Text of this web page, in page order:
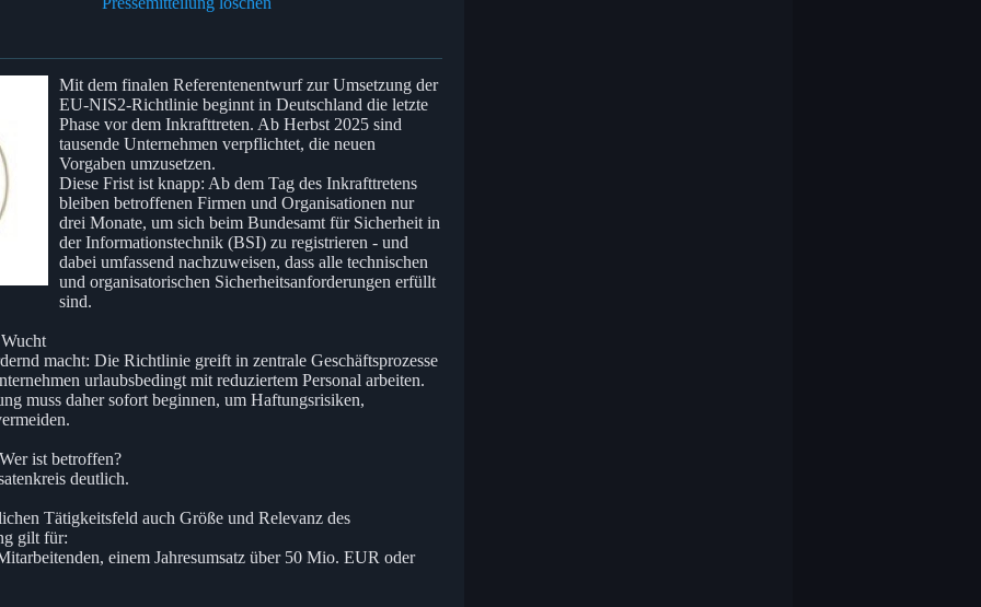
Mit dem finalen Referentenentwurf zur Umsetzung der
EU-NIS2-Richtlinie beginnt in Deutschland die letzte
Phase vor dem Inkrafttreten. Ab Herbst 2025 sind
tausende Unternehmen verpflichtet, die neuen
Vorgaben umzusetzen.
Diese Frist ist knapp: Ab dem Tag des Inkrafttretens
bleiben betroffenen Firmen und Organisationen nur
drei Monate, um sich beim Bundesamt für Sicherheit in
der Informationstechnik (BSI) zu registrieren - und
dabei umfassend nachzuweisen, dass alle technischen
und organisatorischen Sicherheitsanforderungen erfüllt
sind.
macht: Die Richtlinie greift in zentrale Geschäftsprozesse
urlaubsbedingt mit reduziertem Personal arbeiten.
muss daher sofort beginnen, um Haftungsrisiken,
ist betroffen?
deutlich.
Tätigkeitsfeld auch Größe und Relevanz des
gilt für:
einem Jahresumsatz über 50 Mio. EUR oder